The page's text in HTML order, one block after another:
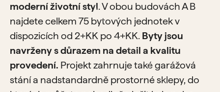
moderní životní styl. V obou budovách A B
najdete celkem 75 bytových jednotek v
dispozicích od 2+KK po 4+KK. Byty jsou
navrženy s důrazem na detail a kvalitu
provedení. Projekt zahrnuje také garážová
stání a nadstandardně prostorné sklepy, do